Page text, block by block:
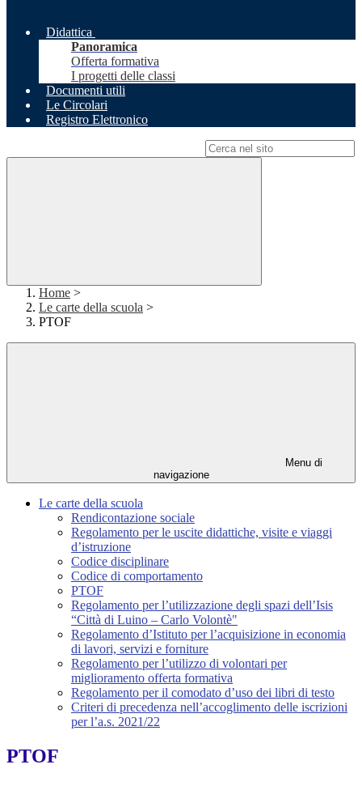
Didattica
Panoramica
Offerta formativa
I progetti delle classi
Documenti utili
Le Circolari
Registro Elettronico
Home >
Le carte della scuola >
PTOF
Menu di
navigazione
Le carte della scuola
Rendicontazione sociale
Regolamento per le uscite didattiche, visite e viaggi
d’istruzione
Codice disciplinare
Codice di comportamento
PTOF
Regolamento per l’utilizzazione degli spazi dell’Isis
“Città di Luino – Carlo Volontè"
Regolamento d’Istituto per l’acquisizione in economia
di lavori, servizi e forniture
Regolamento per l’utilizzo di volontari per
miglioramento offerta formativa
Regolamento per il comodato d’uso dei libri di testo
Criteri di precedenza nell’accoglimento delle iscrizioni
per l’a.s. 2021/22
PTOF